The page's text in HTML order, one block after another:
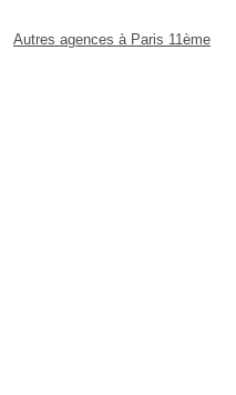
Autres agences à Paris 11ème